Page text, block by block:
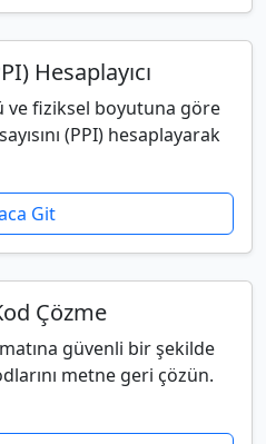
Hesaplayıcı
ve fiziksel boyutuna göre
(PPI) hesaplayarak
Git
Çözme
güvenli bir şekilde
metne geri çözün.